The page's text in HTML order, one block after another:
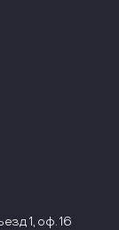
1, оф. 16